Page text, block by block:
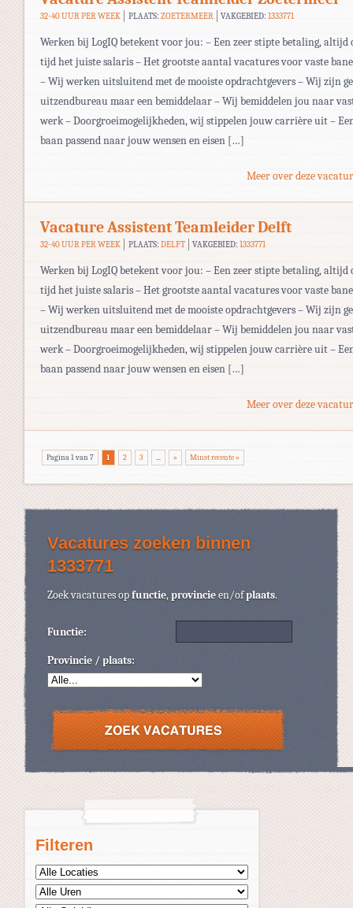
Filteren
32-40 UUR PER WEEK PLAATS: ZOETERMEER VAKGEBIED:1333771
Werken bij LogIQ betekent voor jou: – Een zeer stipte betaling, altijd
tijd het juiste salaris – Het grootste aantal vacatures voor vaste
– Wij werken uitsluitend met de mooiste opdrachtgevers – Wij zijn
uitzendbureau maar een bemiddelaar – Wij bemiddelen jou naar
werk – Doorgroeimogelijkheden, wij stippelen jouw carrière uit –
baan passend naar jouw wensen en eisen […]
Meer over deze
Vacature Assistent Teamleider Delft
32-40 UUR PER WEEK PLAATS: DELFT VAKGEBIED:1333771
Werken bij LogIQ betekent voor jou: – Een zeer stipte betaling, altijd
tijd het juiste salaris – Het grootste aantal vacatures voor vaste
– Wij werken uitsluitend met de mooiste opdrachtgevers – Wij zijn
uitzendbureau maar een bemiddelaar – Wij bemiddelen jou naar
werk – Doorgroeimogelijkheden, wij stippelen jouw carrière uit –
baan passend naar jouw wensen en eisen […]
Meer over deze
Pagina 1 van 7 1 2 3 ... » Minst recente »
Vacatures zoeken binnen
1333771
Zoek vacatures opfunctie,provincieen/ofplaats.
Functie:
Provincie / plaats: